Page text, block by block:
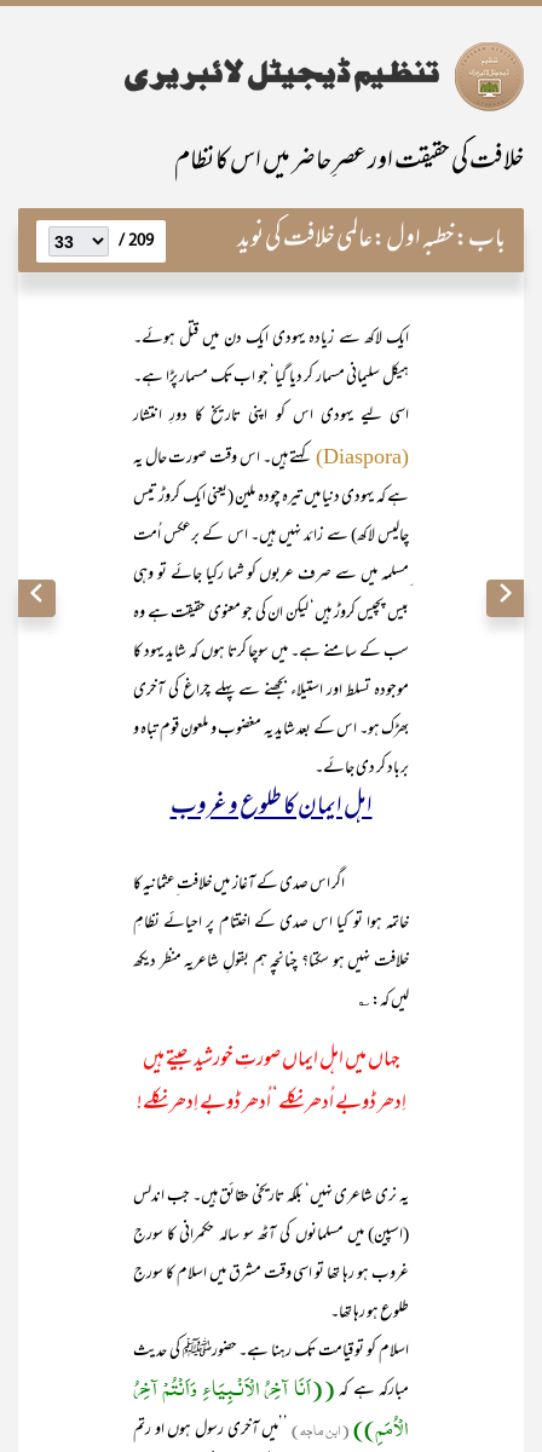
خلافت کی حقیقت اور عصرِ حاضر میں اس کا نظام
باب:خطبہ اول:عالمی خلافت کی نوید 209 /
ایک لاکھ سے زیادہ یہودی ایک دن میں قتل ہوئے۔
ہیکل سلیمانی مسمار کر دیا گیا‘ جو اب تک مسمار پڑا ہے۔
اسی لیے یہودی اس کو اپنی تاریخ کا دورِ انتشار
(Diaspora)
کہتے ہیں۔ اس وقت صورت حال یہ
ہے کہ یہودی دنیا میں تیرہ چودہ ملین (یعنی ایک کروڑ تیس
چالیس لاکھ) سے زائد نہیں ہیں۔ اس کے برعکس اُمت
ِمسلمہ میں سے صرف عربوں کو شما رکیا جائے تو وہی
بیس پچیس کروڑ ہیں‘ لیکن ان کی جو معنوی حقیقت ہے وہ
سب کے سامنے ہے۔ میں سوچا کرتا ہوں کہ شاید یہود کا
موجودہ تسلط اور استیلاء بجھنے سے پہلے چراغ کی آخری
بھڑک ہو۔ اس کے بعد شاید یہ مغضوب و ملعون قوم تباہ و
برباد کر دی جائے۔
اہل ایمان کا طلوع و غروب
اگر اس صدی کے آغاز میں خلافت ِعثمانیہ کا
خاتمہ ہوا تو کیا اس صدی کے اختتام پر احیائے نظامِ
خلافت نہیں ہو سکتا؟ چنانچہ ہم بقولِ شاعریہ منظر دیکھ
لیں کہ: ؎
جہاں میں اہل ایماں صورتِ خورشید جیتے ہیں
اِدھر ڈوبے اُدھر نکلے‘ اُدھر ڈوبے اِدھر نکلے!
یہ نری شاعری نہیں‘ بلکہ تاریخی حقائق ہیں۔ جب اندلس
(اسپین) میں مسلمانوں کی آٹھ سو سالہ حکمرانی کا سورج
غروب ہو رہا تھا تو اسی وقت مشرق میں اسلام کا سورج
طلوع ہو رہا تھا۔
اسلام کو تو قیامت تک رہنا ہے۔ حضورﷺ کی حدیث
مبارکہ ہے کہ((اَنَا آخِرُ الْاَنْـبِیَاءِ وَاَنْتُمْ آخِرُ
الْاُمَمِ))(ابن ماجہ) ’’میں آخری رسول ہوں او رتم